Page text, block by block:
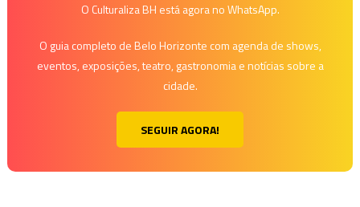
O Culturaliza BH está agora no WhatsApp.
O guia completo de Belo Horizonte com agenda de shows,
eventos, exposições, teatro, gastronomia e notícias sobre a
cidade.
SEGUIR AGORA!